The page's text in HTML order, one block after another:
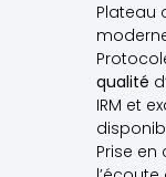
Plateau
qualité
IRM et
Prise